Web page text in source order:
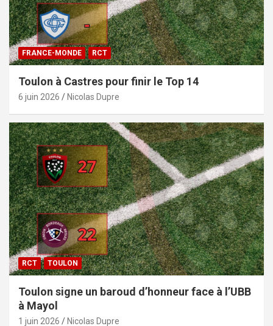
FRANCE-MONDE RCT
Toulon à Castres pour finir le Top 14
6 juin 2026 Nicolas Dupre
RCT TOULON
Toulon signe un baroud d’honneur face à l’UBB
à Mayol
1 juin 2026 Nicolas Dupre